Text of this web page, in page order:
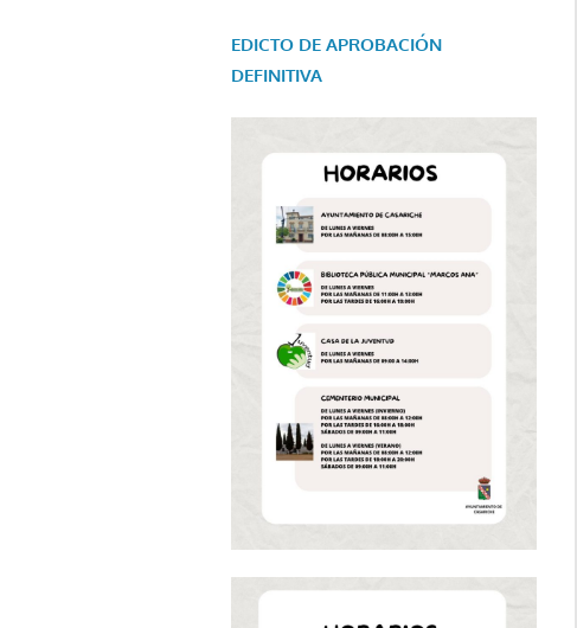
EDICTO DE APROBACIÓN
DEFINITIVA